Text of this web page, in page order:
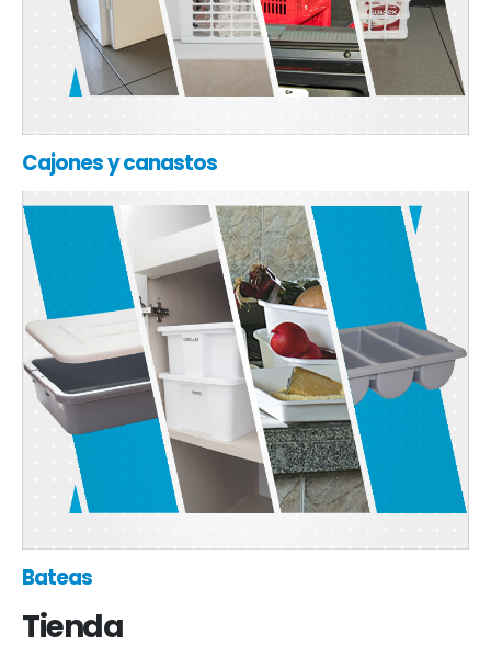
Cajones y canastos
Bateas
Tienda